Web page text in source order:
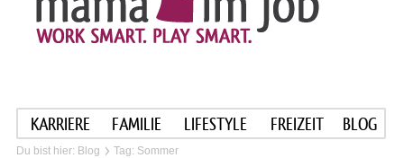
KARRIERE FAMILIE LIFESTYLE FREIZEIT BLOG
Du bist hier: Blog Tag: Sommer